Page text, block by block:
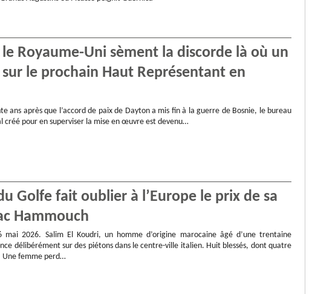
le Royaume-Uni sèment la discorde là où un
le prochain Haut Représentant en
ans après que l’accord de paix de Dayton a mis fin à la guerre de Bosnie, le bureau
créé pour en superviser la mise en œuvre est devenu…
Golfe fait oublier à l’Europe le prix de sa
Hammouch
mai 2026. Salim El Koudri, un homme d’origine marocaine âgé d’une trentaine
délibérément sur des piétons dans le centre-ville italien. Huit blessés, dont quatre
femme perd…